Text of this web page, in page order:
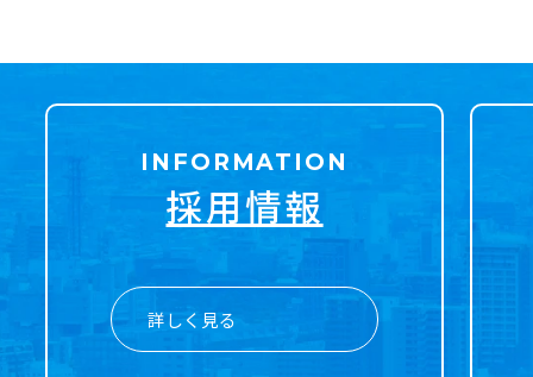
INFORMATION
採用情報
詳しく見る